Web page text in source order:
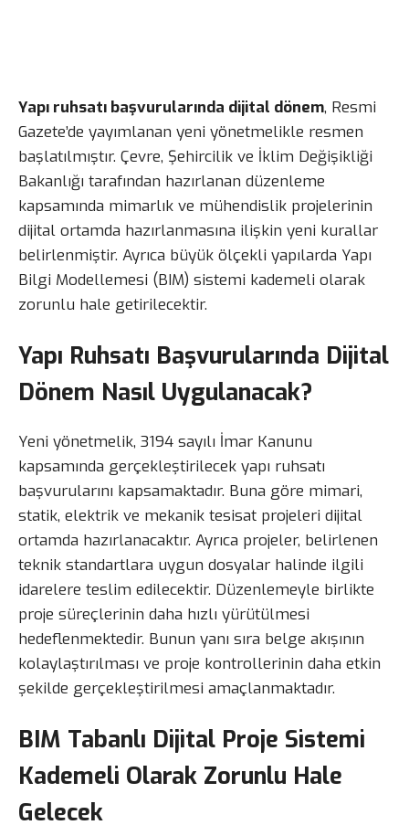
Yapı ruhsatı başvurularında dijital dönem, Resmi
Gazete’de yayımlanan yeni yönetmelikle resmen
başlatılmıştır. Çevre, Şehircilik ve İklim Değişikliği
Bakanlığı tarafından hazırlanan düzenleme
kapsamında mimarlık ve mühendislik projelerinin
dijital ortamda hazırlanmasına ilişkin yeni kurallar
belirlenmiştir. Ayrıca büyük ölçekli yapılarda Yapı
Bilgi Modellemesi (BIM) sistemi kademeli olarak
zorunlu hale getirilecektir.
Yapı Ruhsatı Başvurularında Dijital
Dönem Nasıl Uygulanacak?
Yeni yönetmelik, 3194 sayılı İmar Kanunu
kapsamında gerçekleştirilecek yapı ruhsatı
başvurularını kapsamaktadır. Buna göre mimari,
statik, elektrik ve mekanik tesisat projeleri dijital
ortamda hazırlanacaktır. Ayrıca projeler, belirlenen
teknik standartlara uygun dosyalar halinde ilgili
idarelere teslim edilecektir. Düzenlemeyle birlikte
proje süreçlerinin daha hızlı yürütülmesi
hedeflenmektedir. Bunun yanı sıra belge akışının
kolaylaştırılması ve proje kontrollerinin daha etkin
şekilde gerçekleştirilmesi amaçlanmaktadır.
BIM Tabanlı Dijital Proje Sistemi
Kademeli Olarak Zorunlu Hale
Gelecek